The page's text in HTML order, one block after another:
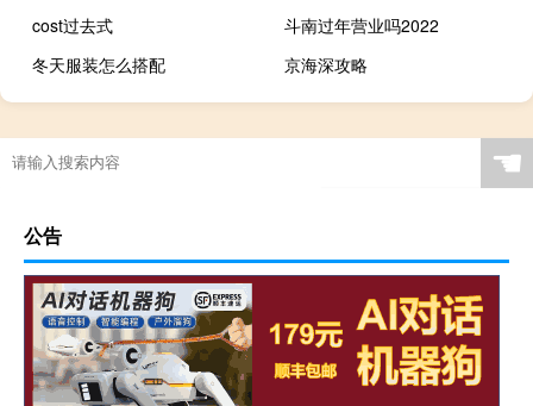
cost过去式
斗南过年营业吗2022
冬天服装怎么搭配
京海深攻略
☚
公告